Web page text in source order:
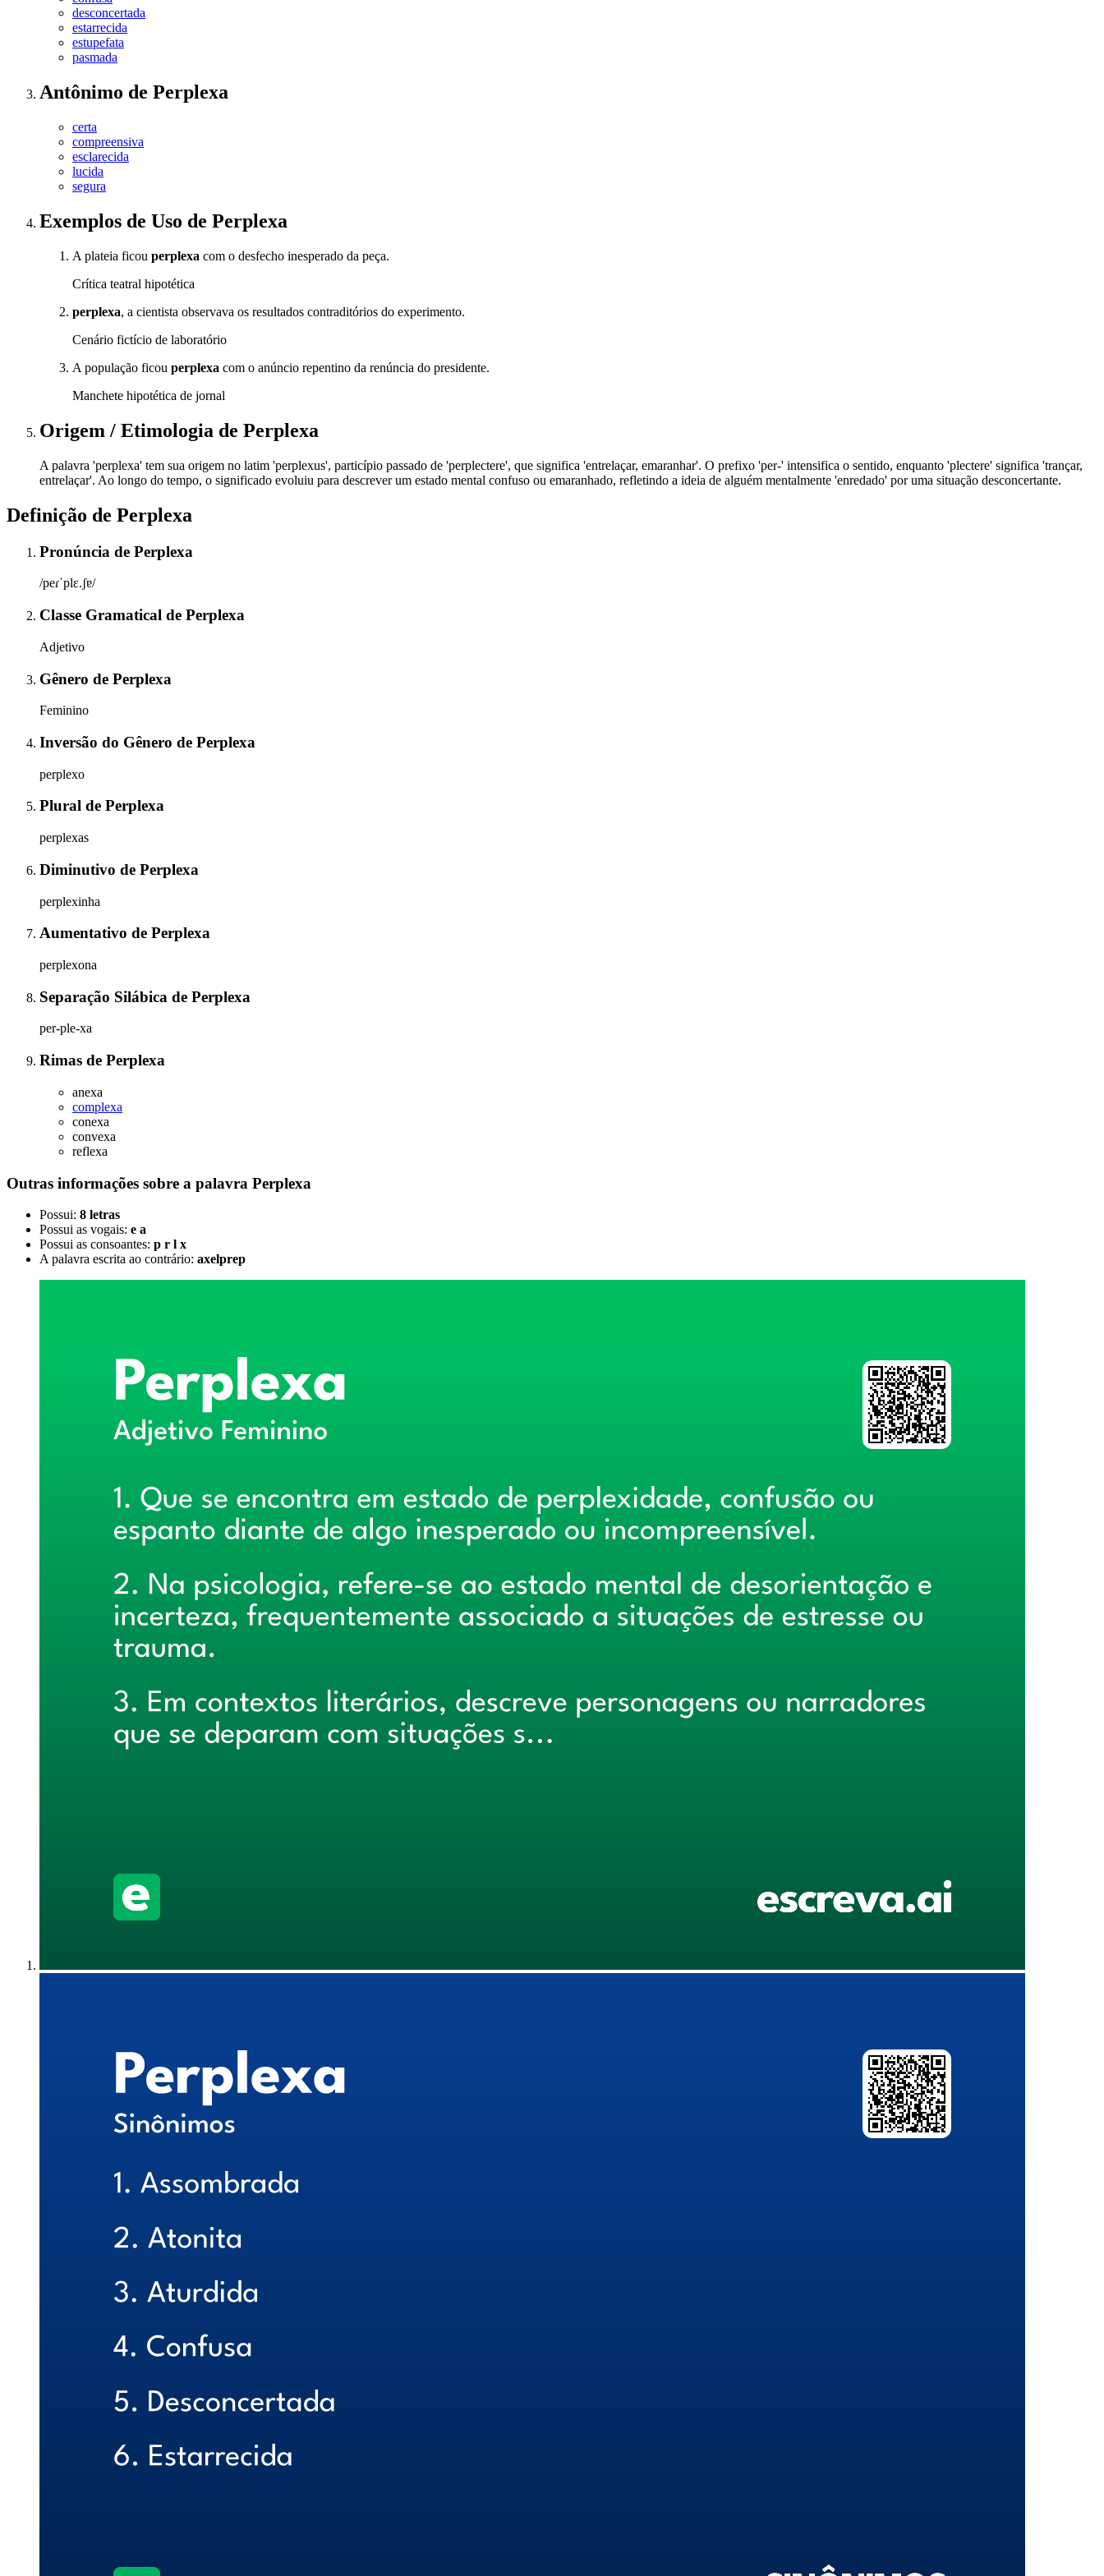
desconcertada
estarrecida
estupefata
pasmada
Antônimo de Perplexa
certa
compreensiva
esclarecida
lucida
segura
Exemplos de Uso de Perplexa
A plateia ficou perplexa com o desfecho inesperado da peça.
Crítica teatral hipotética
perplexa, a cientista observava os resultados contraditórios do experimento.
Cenário fictício de laboratório
A população ficou perplexa com o anúncio repentino da renúncia do presidente.
Manchete hipotética de jornal
Origem / Etimologia de Perplexa
A palavra 'perplexa' tem sua origem no latim 'perplexus', particípio passado de 'perplectere', que significa 'entrelaçar, emaranhar'. O prefixo 'per-' intensifica o sentido, enquanto 'plectere' significa 'trançar,
entrelaçar'. Ao longo do tempo, o significado evoluiu para descrever um estado mental confuso ou emaranhado, refletindo a ideia de alguém mentalmente 'enredado' por uma situação desconcertante.
Definição de Perplexa
Pronúncia de Perplexa
/peɾˈplɛ.ʃɐ/
Classe Gramatical de Perplexa
Adjetivo
Gênero de Perplexa
Feminino
Inversão do Gênero de Perplexa
perplexo
Plural de Perplexa
perplexas
Diminutivo de Perplexa
perplexinha
Aumentativo de Perplexa
perplexona
Separação Silábica de Perplexa
per-ple-xa
Rimas de Perplexa
anexa
complexa
conexa
convexa
reflexa
Outras informações sobre a palavra Perplexa
Possui: 8 letras
Possui as vogais: e a
Possui as consoantes: p r l x
A palavra escrita ao contrário: axelprep